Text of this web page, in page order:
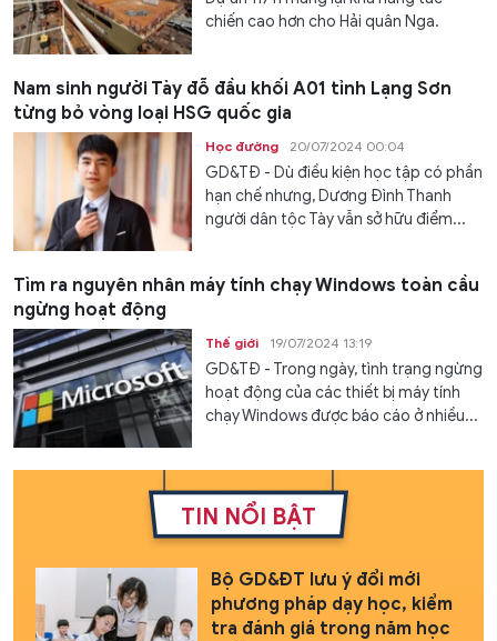
chiến cao hơn cho Hải quân Nga.
Nam sinh người Tày đỗ đầu khối A01 tỉnh Lạng Sơn
từng bỏ vòng loại HSG quốc gia
Học đường 20/07/2024 00:04
GD&TĐ - Dù điều kiện học tập có phần
hạn chế nhưng, Dương Đình Thanh
người dân tộc Tày vẫn sở hữu điểm...
Tìm ra nguyên nhân máy tính chạy Windows toàn cầu
ngừng hoạt động
Thế giới 19/07/2024 13:19
GD&TĐ - Trong ngày, tình trạng ngừng
hoạt động của các thiết bị máy tính
chạy Windows được báo cáo ở nhiều...
TIN NỔI BẬT
Bộ GD&ĐT lưu ý đổi mới
phương pháp dạy học, kiểm
tra đánh giá trong năm học